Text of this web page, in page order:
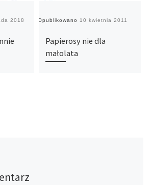
2018 Opublikowano 10 kwietnia 2011
Papierosy nie dla
małolata